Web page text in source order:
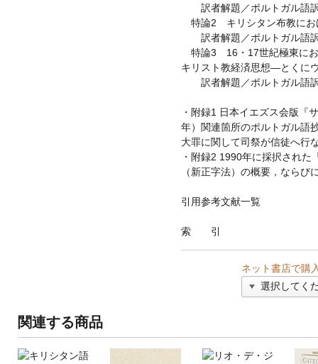
訳者解題／ポルトガル語
特論2 キリシタン布教にお
訳者解題／ポルトガル語
特論3 16・17世紀極東にお
キリスト教経済思想—とくに
訳者解題／ポルトガル語
・附録1 日本イエズス会版『
年）関連箇所のポルトガル語
大罪に関して司祭が信徒へ行
・附録2 1990年に採択され
（新正字法）の概要，ならび
引用参考文献一覧
索 引
ネット書店で購
関連する商品